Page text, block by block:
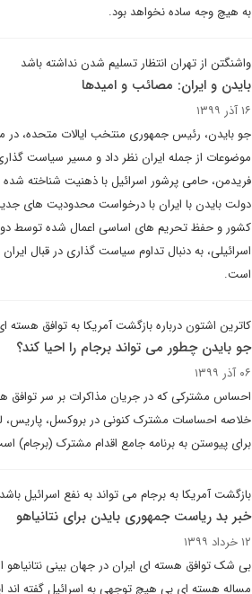
به هیچ وجه ساده نخواهد بود.
واشنگتن از تهران انتظار تسلیم شدن نداشته باشد
بایدن و ایران: مصائب و امیدها
۱۶ آذر ۱۳۹۹
موضوعات از جمله ایران نظر داد و مسیر سیاست
فریدمن، حامی پرشور اسرائیل با ذهنیت شناخته
دولت بایدن با ایران با درخواست محدودیت های
کشور و حفظ تحریم های اساسی اعمال شده توسط
اسرائیلی، به دنبال تداوم سیاست گذاری در قبال
است.
کاترین اشتون درباره بازگشت آمریکا به توافق هسته
جو بایدن چطور می تواند برجام را احیا کند؟
۰۶ آذر ۱۳۹۹
خلاصه احساسات مشترک کنونی در بروکسل، پاریس،
برای پیوستن به برنامه جامع اقدام مشترک (برجام)
بازگشت آمریکا به برجام می تواند به نفع اسرائیل باشد
خبر بد ریاست جمهوری بایدن برای نتانیاهو
۱۲ خرداد ۱۳۹۹
بی شک توافق هسته ای ایران در جهان بینی
مساله هسته ای بی هیچ توجهی به اسرائیل گفته اند